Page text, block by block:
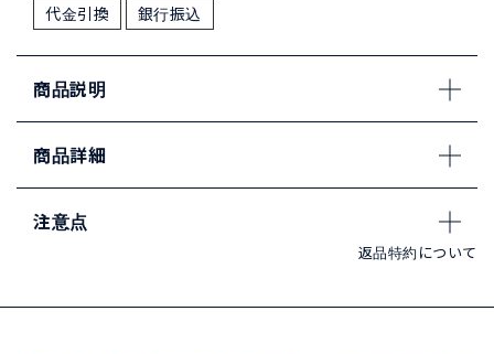
代金引換 銀行振込
商品説明
商品詳細
注意点
返品特約について